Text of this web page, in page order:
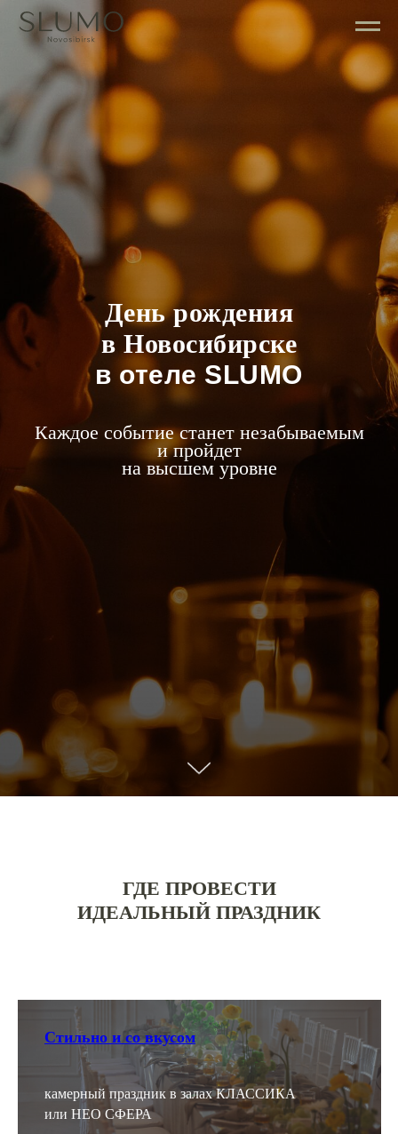
День рождения
в Новосибирске
в отеле SLUMO
Каждое событие станет незабываемым
и пройдет
на высшем уровне
ГДЕ ПРОВЕСТИ
ИДЕАЛЬНЫЙ ПРАЗДНИК
Стильно и со вкусом
камерный праздник в залах КЛАССИКА
или НЕО СФЕРА